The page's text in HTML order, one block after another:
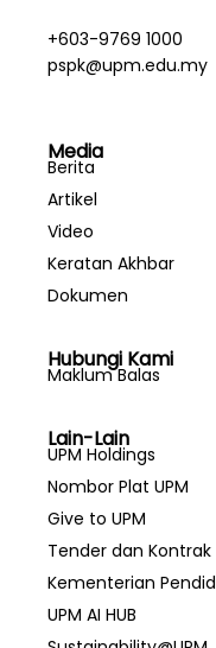
+603-9769 1000
pspk@upm.edu.my
Media
Berita
Artikel
Video
Keratan Akhbar
Dokumen
Hubungi Kami
Maklum Balas
Lain-Lain
UPM Holdings
Nombor Plat UPM
Give to UPM
Tender dan Kontrak
Kementerian
UPM AI HUB